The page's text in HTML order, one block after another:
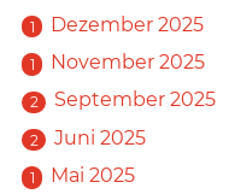
1 Dezember 2025
1 November 2025
2 September 2025
2 Juni 2025
1 Mai 2025